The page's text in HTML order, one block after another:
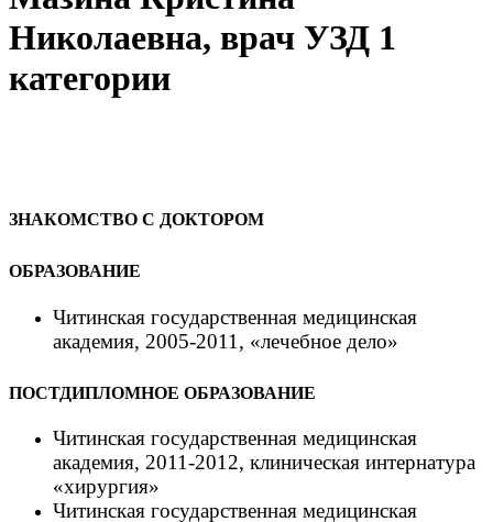
Николаевна, врач УЗД 1
категории
ЗНАКОМСТВО С ДОКТОРОМ
ОБРАЗОВАНИЕ
Читинская государственная медицинская
академия, 2005-2011, «лечебное дело»
ПОСТДИПЛОМНОЕ ОБРАЗОВАНИЕ
Читинская государственная медицинская
академия, 2011-2012, клиническая интернатура
«хирургия»
Читинская государственная медицинская